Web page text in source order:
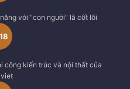
với "con người" là cốt lõi
công kiến trúc và nội thất của